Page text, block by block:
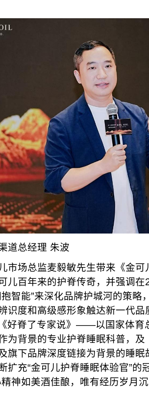
总经理 朱波
市场总监麦毅敏先生带来《金
儿百年来的护脊传奇，并强调
智能”来深化品牌护城河的策略
识度和高级感形象触达新一代
好脊了专家说》——以国家体育
为背景的专业护脊睡眠科普，
旗下品牌深度链接为背景的睡
扩充“金可儿护脊睡眠体验官”的
神如美酒佳酿，唯有经历岁月